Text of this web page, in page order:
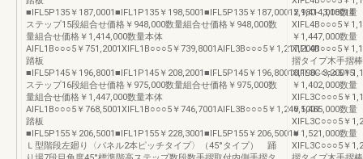
■IFL5P135￥187,0001■IFL1P135￥198,5001■IFL5P135￥187,00012,980∼3,18014
ステップ15段組合せ価格￥948,000数量組合せ価格￥948,000数
量組合せ価格￥1,414,000数量本体
AIFL1B○○○5￥751,2001XIFL1B○○○5￥739,8001AIFL3B○○○5￥1,217,2001
踏板
■IFL5P145￥196,8001■IFL1P145￥208,2001■IFL5P145￥196,80013,190∼3,20015
ステップ16段組合せ価格￥975,000数量組合せ価格￥975,000数
量組合せ価格￥1,447,000数量本体
AIFL1B○○○5￥768,5001XIFL1B○○○5￥746,7001AIFL3B○○○5￥1,240,5001
踏板
■IFL5P155￥206,5001■IFL1P155￥228,3001■IFL5P155￥206,5001■
Ｌ型階段左廻り〈パネル2本ピッチタイプ〉（45°タイプ） 踊
￥1,414,000数量
XIFL4B○○○5￥
￥1,447,000数量
XIFL4B○○○5￥
摺タイプ木手摺
XIFL3C○○○5￥
￥1,402,000数量
XIFL3C○○○5￥
￥1,465,000数量
XIFL3C○○○5￥
￥1,521,000数量
XIFL3C○○○5￥